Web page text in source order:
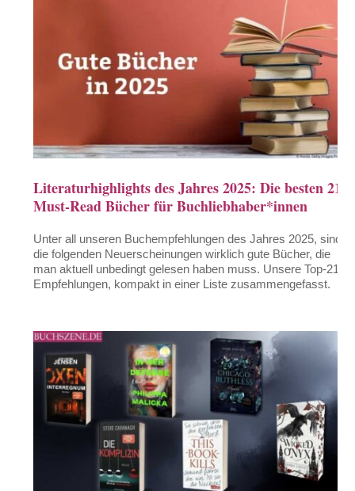
Literaturhighlights des Jahres 2025: Die besten 21
Must-Read Bücher für Buchliebhaber*innen
Unter all unseren Buchempfehlungen des Jahres 2025, sind
die folgenden Neuerscheinungen wirklich gute Bücher, die
man aktuell unbedingt gelesen haben muss. Unsere Top-21-
Empfehlungen, kompakt in einer Liste zusammengefasst.